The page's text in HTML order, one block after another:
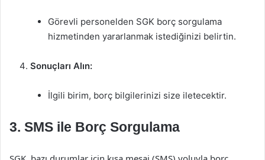
Görevli personelden SGK borç sorgulama
hizmetinden yararlanmak istediğinizi belirtin.
Sonuçları Alın:
İlgili birim, borç bilgilerinizi size iletecektir.
3. SMS ile Borç Sorgulama